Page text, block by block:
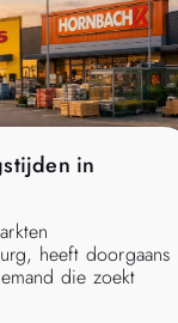
in
heeft doorgaans
die zoekt